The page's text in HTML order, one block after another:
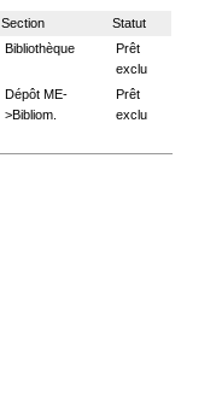
Section
Statut
Bibliothèque
Prêt
exclu
Dépôt ME-
>Bibliom.
Prêt
exclu